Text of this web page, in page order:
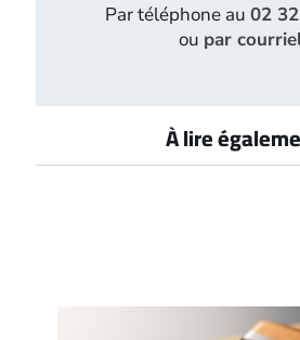
Par téléphone au 02
ou par
À lire